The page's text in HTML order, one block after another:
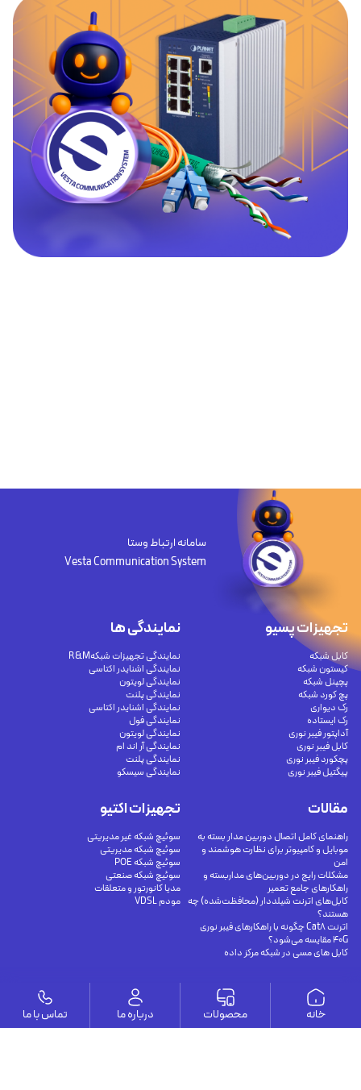
سامانه ارتباط وستا
Vesta Communication System
وستا
ارتباط با ما
درباره ما
تجهیزات پسیو
کابل شبکه
کیستون شبکه
پچپنل شبکه
پچ کورد شبکه
رک دیواری
رک ایستاده
آداپتور فیبر نوری
کابل فیبر نوری
پچکورد فیبر نوری
پیگتیل فیبر نوری
تجهیزات اکتیو
سوئیچ شبکه غیر مدیریتی
سوئیچ شبکه مدیریتی
سوئیچ شبکه POE
سوئیچ شبکه صنعتی
مدیا کانورتور و متعلقات
مودم VDSL
نمایندگی ها
نمایندگی تجهیزات شبکهR&M
نمایندگی اشنایدر اکتاسی
نمایندگی لویتون
نمایندگی پلنت
نمایندگی اشنایدر اکتاسی
نمایندگی فول
نمایندگی لویتون
نمایندگی آر اند ام
نمایندگی پلنت
نمایندگی سیسکو
مقالات
راهنمای کامل اتصال دوربین مدار بسته به
موبایل و کامپیوتر برای نظارت هوشمند و
امن
مشکلات رایج در دوربین‌های مداربسته و
راهکارهای جامع تعمیر
کابل‌های اترنت شیلددار (محافظت‌شده) چه
هستند؟
اترنت Cat8 چگونه با راهکارهای فیبر نوری
40G مقایسه می‌شود؟
کابل های مسی در شبکه مرکز داده
خانه محصولات درباره ما تماس با ما